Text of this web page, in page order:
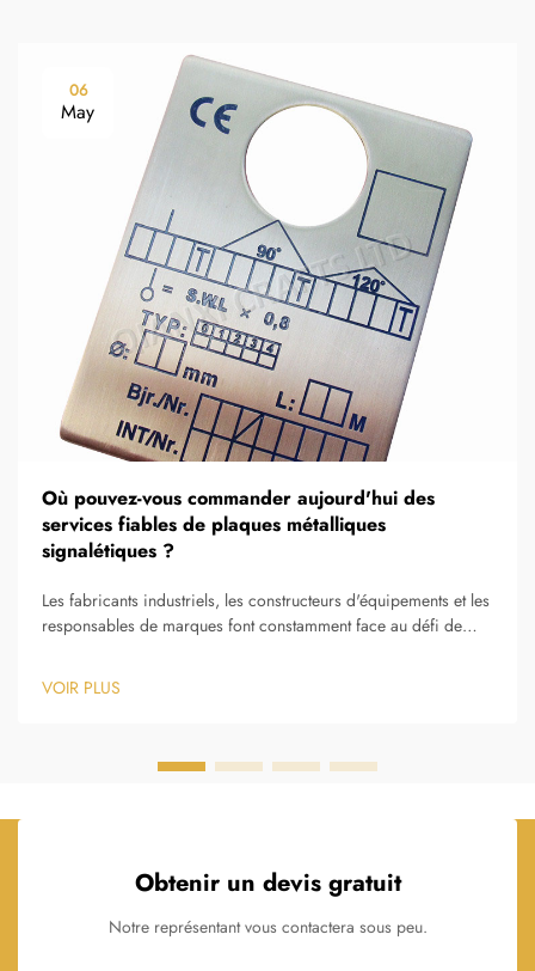
06
May
Où pouvez-vous commander aujourd'hui des
services fiables de plaques métalliques
signalétiques ?
Les fabricants industriels, les constructeurs d'équipements et les
responsables de marques font constamment face au défi de
métalliques capables d'assurer une qualité constante, une
précision élevée et une livraison ponctuelle. La question de
VOIR PLUS
Obtenir un devis gratuit
Notre représentant vous contactera sous peu.